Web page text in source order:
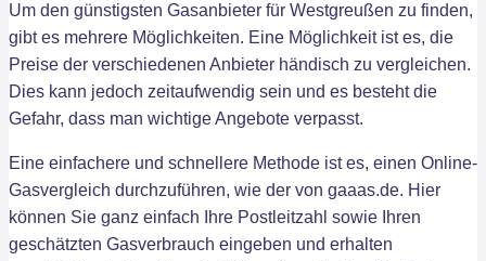
Um den günstigsten Gasanbieter für Westgreußen zu finden,
gibt es mehrere Möglichkeiten. Eine Möglichkeit ist es, die
Preise der verschiedenen Anbieter händisch zu vergleichen.
Dies kann jedoch zeitaufwendig sein und es besteht die
Gefahr, dass man wichtige Angebote verpasst.
Eine einfachere und schnellere Methode ist es, einen Online-
Gasvergleich durchzuführen, wie der von gaaas.de. Hier
können Sie ganz einfach Ihre Postleitzahl sowie Ihren
geschätzten Gasverbrauch eingeben und erhalten